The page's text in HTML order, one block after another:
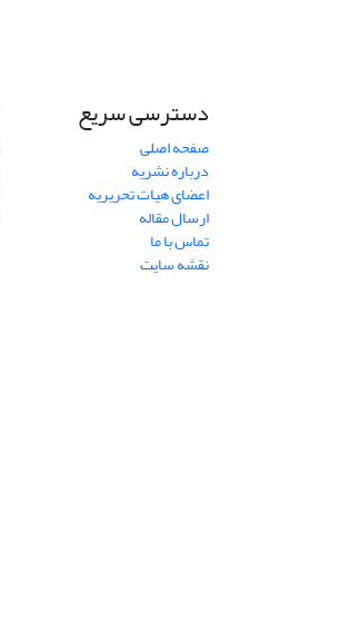
دسترسی سریع
صفحه اصلی
درباره نشریه
اعضای هیات تحریریه
ارسال مقاله
تماس با ما
نقشه سایت